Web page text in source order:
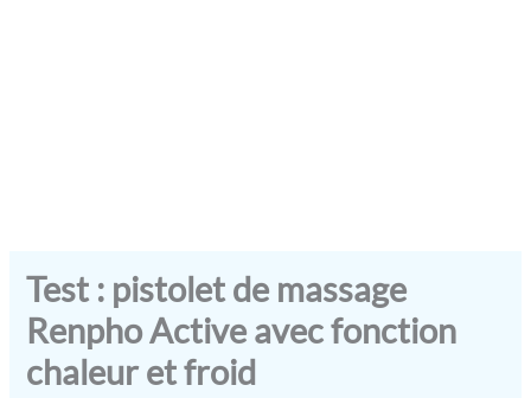
Test : pistolet de massage
Renpho Active avec fonction
chaleur et froid